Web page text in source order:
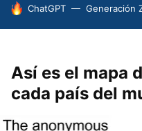
HOY SE HABLA DE
ChatGPT Generación
Así es el mapa
cada país del